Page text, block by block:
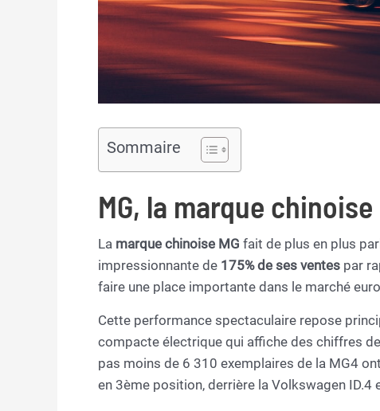
Sommaire
MG, la marque
La marque chinoise MG fait de plus en plus
impressionnante de 175% de ses ventes par
faire une place importante dans le marché
Cette performance spectaculaire repose
compacte électrique qui affiche des chiffres
pas moins de 6 310 exemplaires de la MG4
en 3ème position, derrière la Volkswagen ID.4